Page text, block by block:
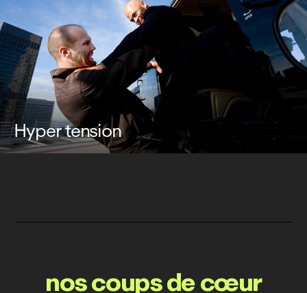
Hyper tension
nos coups de cœur